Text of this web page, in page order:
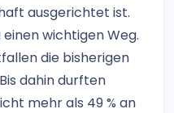
ausgerichtet ist.
wichtigen Weg.
die bisherigen
dahin durften
mehr als 49 % an